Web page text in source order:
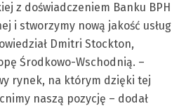
z doświadczeniem Banku BPH
i stworzymy nową jakość usług
Dmitri Stockton,
Środkowo-Wschodnią. –
rynek, na którym dzięki tej
naszą pozycję – dodał